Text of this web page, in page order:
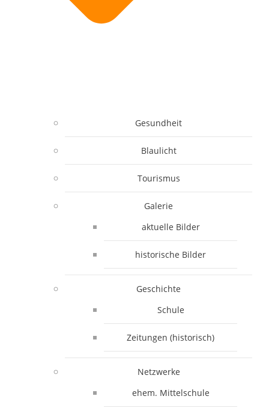
Gesundheit
Blaulicht
Tourismus
Galerie
aktuelle Bilder
historische Bilder
Geschichte
Schule
Zeitungen (historisch)
Netzwerke
ehem. Mittelschule